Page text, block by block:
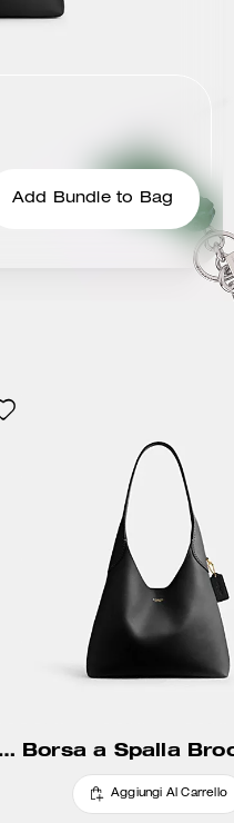
Add Bundle to Bag
Brooklyn 34
Aggiungi Al Carrello